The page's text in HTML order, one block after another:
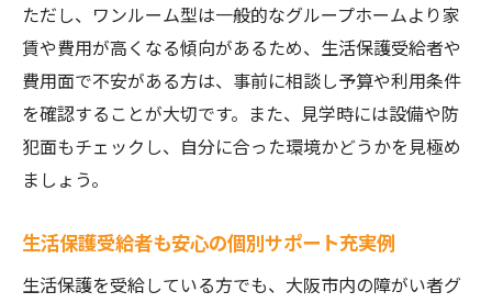
ただし、ワンルーム型は一般的なグループホームより家
賃や費用が高くなる傾向があるため、生活保護受給者や
費用面で不安がある方は、事前に相談し予算や利用条件
を確認することが大切です。また、見学時には設備や防
犯面もチェックし、自分に合った環境かどうかを見極め
ましょう。
生活保護受給者も安心の個別サポート充実例
生活保護を受給している方でも、大阪市内の障がい者グ